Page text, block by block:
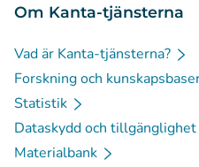
Om Kanta-tjänsterna
Vad är Kanta-tjänsterna?
Forskning och
Statistik
Dataskydd och tillgänglighet
Materialbank